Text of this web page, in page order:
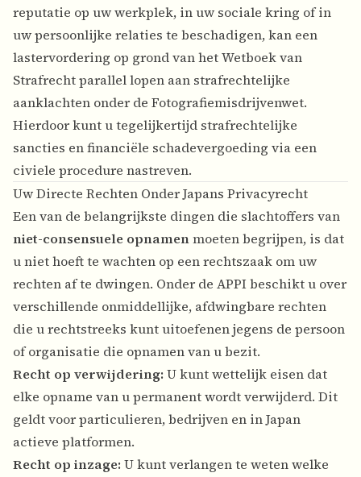
reputatie op uw werkplek, in uw sociale kring of in
uw persoonlijke relaties te beschadigen, kan een
lastervordering op grond van het Wetboek van
Strafrecht parallel lopen aan strafrechtelijke
aanklachten onder de Fotografiemisdrijvenwet.
Hierdoor kunt u tegelijkertijd strafrechtelijke
sancties en financiële schadevergoeding via een
civiele procedure nastreven.
Uw Directe Rechten Onder Japans Privacyrecht
Een van de belangrijkste dingen die slachtoffers van
niet-consensuele opnamenmoeten begrijpen, is dat
u niet hoeft te wachten op een rechtszaak om uw
rechten af te dwingen. Onder de APPI beschikt u over
verschillende onmiddellijke, afdwingbare rechten
die u rechtstreeks kunt uitoefenen jegens de persoon
of organisatie die opnamen van u bezit.
Recht op verwijdering: U kunt wettelijk eisen dat
elke opname van u permanent wordt verwijderd. Dit
geldt voor particulieren, bedrijven en in Japan
actieve platformen.
Recht op inzage: U kunt verlangen te weten welke